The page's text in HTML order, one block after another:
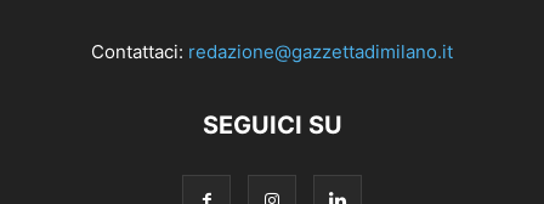
Contattaci: redazione@gazzettadimilano.it
SEGUICI SU